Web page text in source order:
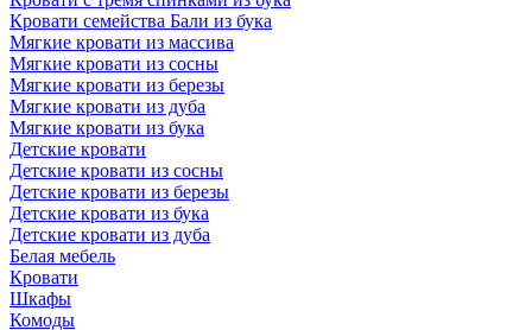
Кровати семейства Бали из бука
Мягкие кровати из массива
Мягкие кровати из сосны
Мягкие кровати из березы
Мягкие кровати из дуба
Мягкие кровати из бука
Детские кровати
Детские кровати из сосны
Детские кровати из березы
Детские кровати из бука
Детские кровати из дуба
Белая мебель
Кровати
Шкафы
Комоды